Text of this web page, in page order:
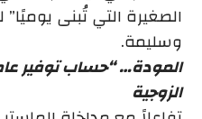
الصغيرة التي تُبنى
وسليمة.
المودة… “حساب توفير
الزوجية